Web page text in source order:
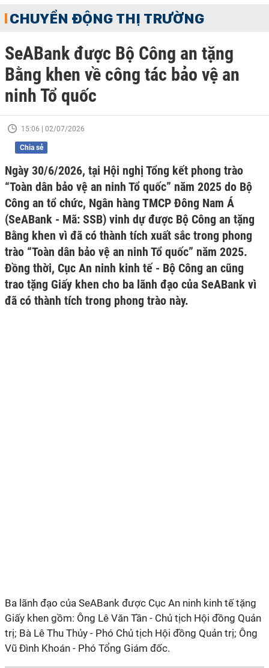
CHUYỂN ĐỘNG THỊ TRƯỜNG
SeABank được Bộ Công an tặng
Bằng khen về công tác bảo vệ an
ninh Tổ quốc
15:06 | 02/07/2026
Chia sẻ
Ngày 30/6/2026, tại Hội nghị Tổng kết phong trào
“Toàn dân bảo vệ an ninh Tổ quốc” năm 2025 do Bộ
Công an tổ chức, Ngân hàng TMCP Đông Nam Á
(SeABank - Mã: SSB) vinh dự được Bộ Công an tặng
Bằng khen vì đã có thành tích xuất sắc trong phong
trào “Toàn dân bảo vệ an ninh Tổ quốc” năm 2025.
Đồng thời, Cục An ninh kinh tế - Bộ Công an cũng
trao tặng Giấy khen cho ba lãnh đạo của SeABank vì
đã có thành tích trong phong trào này.
Ba lãnh đạo của SeABank được Cục An ninh kinh tế tặng
Giấy khen gồm: Ông Lê Văn Tần - Chủ tịch Hội đồng Quản
trị; Bà Lê Thu Thủy - Phó Chủ tịch Hội đồng Quản trị; Ông
Vũ Đình Khoán - Phó Tổng Giám đốc.